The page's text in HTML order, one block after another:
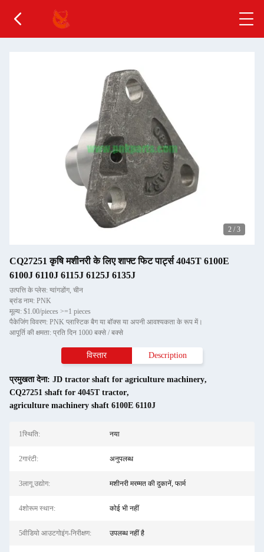
2 / 3
CQ27251 कृषि मशीनरी के लिए शाफ्ट फिट पार्ट्स 4045T 6100E
6100J 6110J 6115J 6125J 6135J
उत्पत्ति के प्लेस: ग्वांगडोंग, चीन
ब्रांड नाम: PNK
मूल्य: $1.00/pieces >=1 pieces
पैकेजिंग विवरण: PNK प्लास्टिक बैग या बॉक्स या अपनी आवश्यकता के रूप में।
आपूर्ति की क्षमता: प्रति दिन 1000 बक्से / बक्से
विस्तार Description
प्रमुखता देना: JD tractor shaft for agriculture machinery,
CQ27251 shaft for 4045T tractor,
agriculture machinery shaft 6100E 6110J
1स्थि‍ति: नया
2गारंटी: अनुपलब्ध
3लागू उद्योग: मशीनरी मरम्मत की दुकानें, फार्म
4शोरूम स्थान: कोई भी नहीं
5वीडियो आउटगोइंग-निरीक्षण: उपलब्ध नहीं है